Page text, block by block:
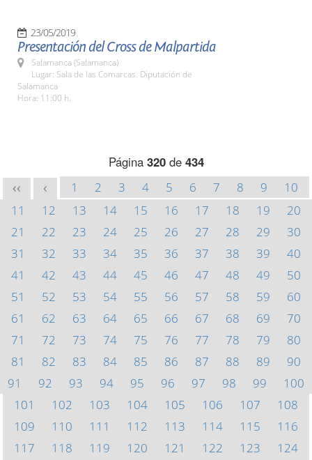
23/05/2019
Presentación del Cross de Malpartida
Salamanca (Salamanca)
Lugar: Sala de las Comarcas. Diputación de
Salamanca
Hora: 11:00 h.
Página 320de 434
<< < 1 2 3 4 5 6 7 8 9
10
11
12 13 14 15 16 17 18 19
20
21
22 23 24 25 26 27 28 29
30
31
32 33 34 35 36 37 38 39
40
41
42 43 44 45 46 47 48 49
50
51
52 53 54 55 56 57 58 59
60
61
62 63 64 65 66 67 68 69
70
71
72 73 74 75 76 77 78 79
80
81
82 83 84 85 86 87 88 89
90
91
92 93 94 95 96 97 98 99
100
101
102 103 104 105 106 107
108
109
110 111 112 113 114 115
116
117
118 119 120 121 122 123
124